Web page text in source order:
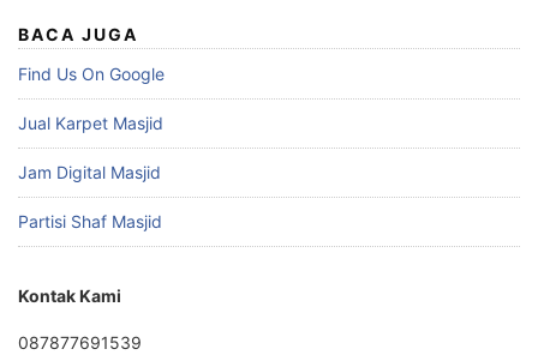
BACA JUGA
Find Us On Google
Jual Karpet Masjid
Jam Digital Masjid
Partisi Shaf Masjid
Kontak Kami
087877691539